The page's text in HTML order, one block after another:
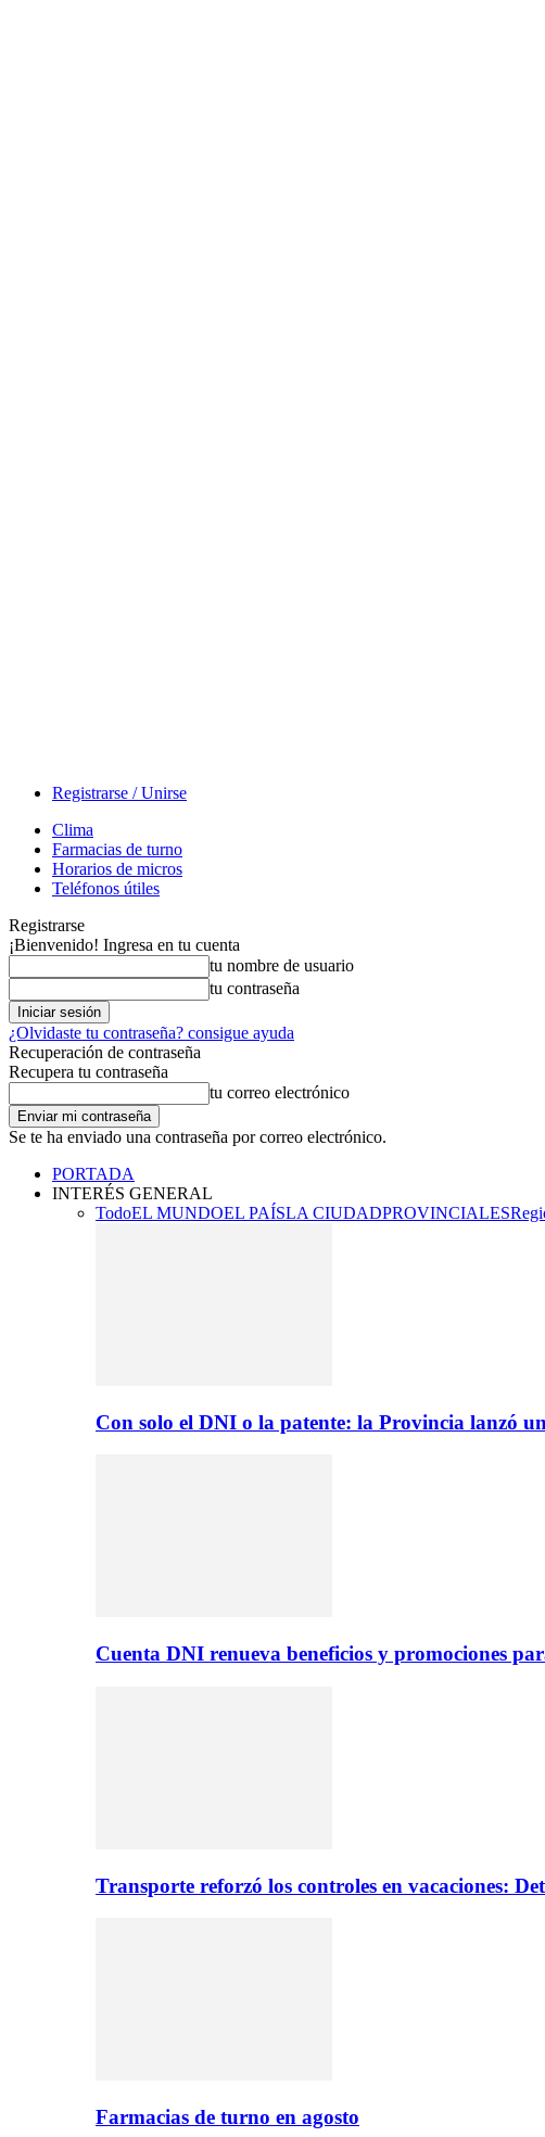
Registrarse / Unirse
Clima
Farmacias de turno
Horarios de micros
Teléfonos útiles
Registrarse
¡Bienvenido! Ingresa en tu cuenta
tu nombre de usuario
tu contraseña
¿Olvidaste tu contraseña? consigue ayuda
Recuperación de contraseña
Recupera tu contraseña
tu correo electrónico
Se te ha enviado una contraseña por correo electrónico.
PORTADA
INTERÉS GENERAL
TodoEL MUNDOEL PAÍSLA CIUDADPROVINCIALES
Con solo el DNI o la patente: la Provincia lanzó
Cuenta DNI renueva beneficios y promociones
Transporte reforzó los controles en vacaciones:
Farmacias de turno en agosto